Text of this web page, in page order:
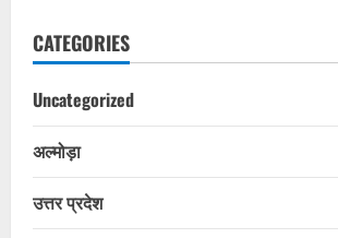
CATEGORIES
Uncategorized
अल्मोड़ा
उत्तर प्रदेश